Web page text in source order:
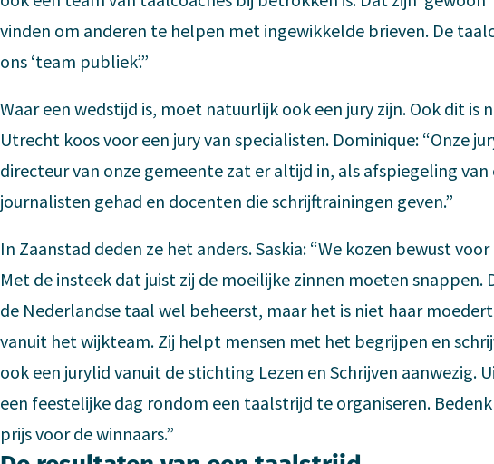
vinden om anderen te helpen met ingewikkelde brieven. De
ons ‘team publiek’.”
Waar een wedstijd is, moet natuurlijk ook een jury zijn. Ook dit is
Utrecht koos voor een jury van specialisten. Dominique: “Onze
directeur van onze gemeente zat er altijd in, als afspiegeling
journalisten gehad en docenten die schrijftrainingen geven.”
In Zaanstad deden ze het anders. Saskia: “We kozen bewust
Met de insteek dat juist zij de moeilijke zinnen moeten snappen.
de Nederlandse taal wel beheerst, maar het is niet haar
vanuit het wijkteam. Zij helpt mensen met het begrijpen en
ook een jurylid vanuit de stichting Lezen en Schrijven
een feestelijke dag rondom een taalstrijd te organiseren.
prijs voor de winnaars.”